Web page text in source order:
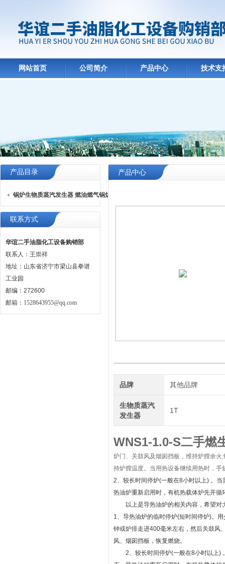
网站首页 公司简介 产品中心 技术支
产品目录
锅炉生物质蒸汽发生器 燃油燃气锅炉
联系方式
华谊二手油脂化工设备购销部
联系人：王崇祥
地址：山东省济宁市梁山县拳谱
工业园
邮编：272600
邮箱： 1528643955@qq.com
产品中心
品牌 其他品牌
生物质蒸汽
发生器
1T
WNS1-1.0-S二手燃
炉门、关鼓风及烟囱挡板，维持炉膛余
持炉膛温度。当用热设备继续用热时，
2、较长时间停炉(一般在8小时以上) 。
热油炉重新启用时，有机热载体炉先开
以上是导热油炉的相关内容，希望对
1、导热油炉的临时停炉(短时间停炉)。
钟或炉排走进400毫米左右，然后关鼓风
风、烟囱挡板，恢复燃烧。
2、较长时间停炉(一般在8小时以上)